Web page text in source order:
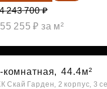
243 700 ₽
255 ₽ за м²
комнатная, 44.4м²
Скай Гарден, 2 корпус, 3